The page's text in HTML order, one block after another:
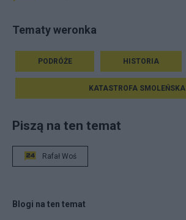
Tematy weronka
PODRÓŻE HISTORIA
KATASTROFA SMOLEŃSKA
Piszą na ten temat
Rafał Woś
Blogi na ten temat